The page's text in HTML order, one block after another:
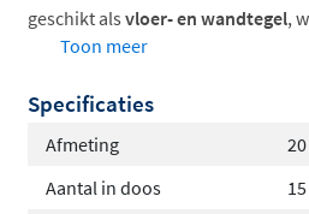
geschikt als vloer- en wandtegel,
vrijheid hebt in het creëren van
Karakteristieke vintage
Geschikt voor vloer en wand
Toon meer
Specificaties
Afmeting
Aantal in doos